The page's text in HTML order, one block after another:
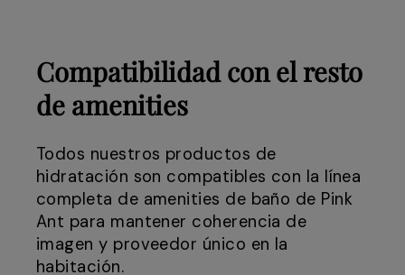
Compatibilidad con el resto
de amenities
Todos nuestros productos de
hidratación son compatibles con la línea
completa de amenities de baño de Pink
Ant para mantener coherencia de
imagen y proveedor único en la
habitación.